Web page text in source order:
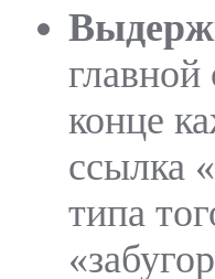
главной
конце
ссылка
типа